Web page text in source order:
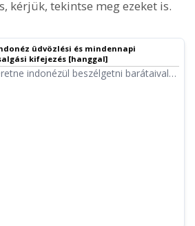
kérjük, tekintse meg ezeket is.
üdvözlési és mindennapi
kifejezés [hanggal]
indonézül beszélgetni barátaival?